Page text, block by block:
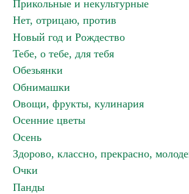
Прикольные и некультурные
Нет, отрицаю, против
Новый год и Рождество
Тебе, о тебе, для тебя
Обезьянки
Обнимашки
Овощи, фрукты, кулинария
Осенние цветы
Осень
Здорово, классно, прекрасно,
Очки
Панды